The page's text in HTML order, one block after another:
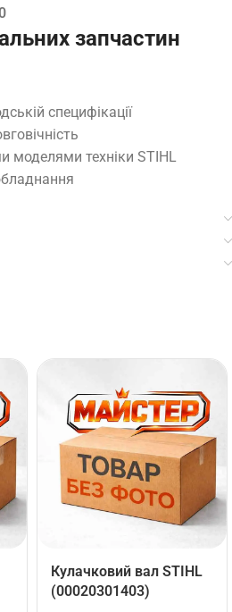
запчастин
специфікації
моделями техніки STIHL
Кулачковий вал STIHL
(00020301403)